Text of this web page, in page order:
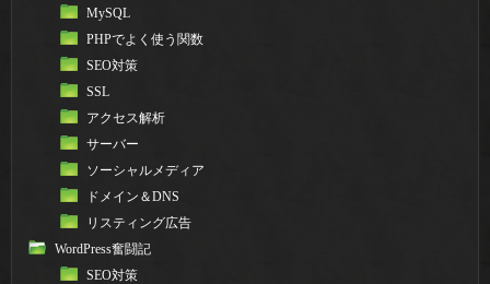
MySQL
PHPでよく使う関数
SEO対策
SSL
アクセス解析
サーバー
ソーシャルメディア
ドメイン＆DNS
リスティング広告
WordPress奮闘記
SEO対策